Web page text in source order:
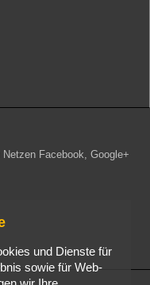
Facebook, Google+
und Dienste für
sowie für Web-